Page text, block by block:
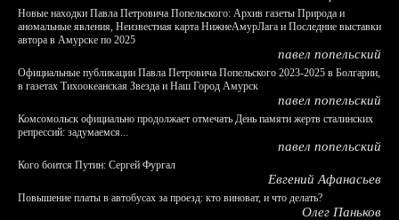
Новые находки Павла Петровича Попельского: Архив газеты Природа и
аномальные явления, Неизвестная карта НижнеАмурЛага и Последние выставки
автора в Амурске по 2025
павел попельский
Официальные публикации Павла Петровича Попельского 2023-2025 в Болгарии,
в газетах Тихоокеанская Звезда и Наш Город Амурск
павел попельский
Комсомольск официально продолжает отмечать День памяти жертв сталинских
репрессий: задумаемся...
павел попельский
Кого боится Путин: Сергей Фургал
Евгений Афанасьев
Повышение платы в автобусах за проезд: кто виноват, и что делать?
Олег Паньков